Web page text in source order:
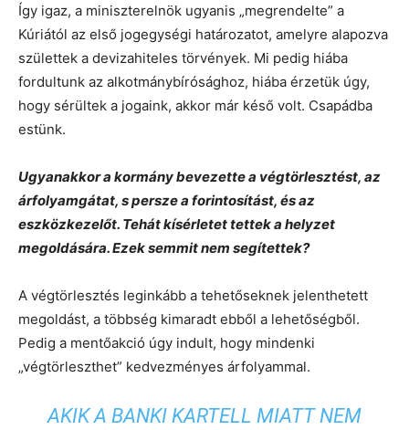
Így igaz, a miniszterelnök ugyanis „megrendelte” a
Kúriától az első jogegységi határozatot, amelyre alapozva
születtek a devizahiteles törvények. Mi pedig hiába
fordultunk az alkotmánybírósághoz, hiába érzetük úgy,
hogy sérültek a jogaink, akkor már késő volt. Csapádba
estünk.
Ugyanakkor a kormány bevezette a végtörlesztést, az
árfolyamgátat, s persze a forintosítást, és az
eszközkezelőt. Tehát kísérletet tettek a helyzet
megoldására. Ezek semmit nem segítettek?
A végtörlesztés leginkább a tehetőseknek jelenthetett
megoldást, a többség kimaradt ebből a lehetőségből.
Pedig a mentőakció úgy indult, hogy mindenki
„végtörleszthet” kedvezményes árfolyammal.
AKIK A BANKI KARTELL MIATT NEM